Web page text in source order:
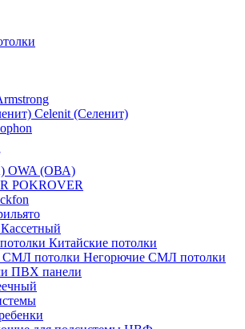
Celenit (Селенит)
OWA (ОВА)
POKROVER
Кассетный
Китайские потолки
Негорючие СМЛ потолки
ПВХ панели